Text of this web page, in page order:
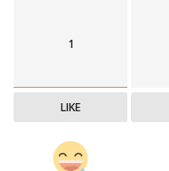
1
LIKE